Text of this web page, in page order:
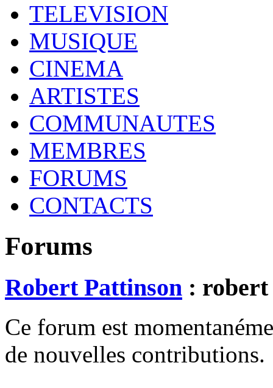
TELEVISION
MUSIQUE
CINEMA
ARTISTES
COMMUNAUTES
MEMBRES
FORUMS
CONTACTS
Forums
Robert Pattinson : robert
Ce forum est
de nouvelles contributions.